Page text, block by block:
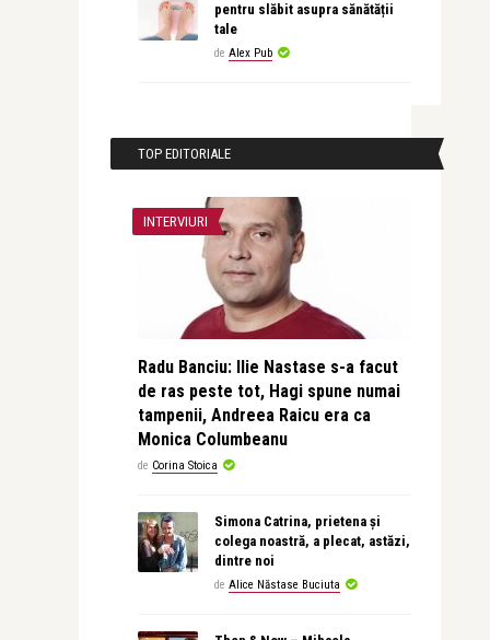
pentru slăbit asupra sănătății
tale
de Alex Pub
TOP EDITORIALE
INTERVIURI
Radu Banciu: Ilie Nastase s-a facut
de ras peste tot, Hagi spune numai
tampenii, Andreea Raicu era ca
Monica Columbeanu
de Corina Stoica
Simona Catrina, prietena și
colega noastră, a plecat, astăzi,
dintre noi
de Alice Năstase Buciuta